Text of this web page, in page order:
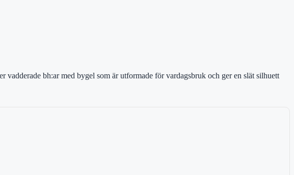
bh:ar med bygel som är utformade för vardagsbruk och ger en slät silhuett